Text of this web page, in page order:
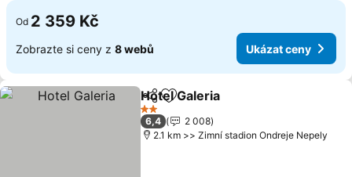
Od 2 359 Kč
Zobrazte si ceny z 8 webů Ukázat ceny
SdíletPřidat na seznam oblíbených
Hotel Galeria
2 Počet hvězdiček
6,4
2 008
2.1 km >> Zimní stadion Ondreje Nepely